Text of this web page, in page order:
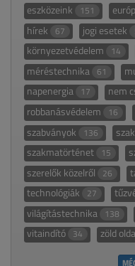
eszközeink 151
hírek 67 jogi esetek
környezetvédelem 14
méréstechnika 61
napenergia 17 nem
robbanásvédelem 16
szabványok 136
szakmatörténet 15
szerelők közelről 26
technológiák 27
világítástechnika 138
vitaindító 34 zöld